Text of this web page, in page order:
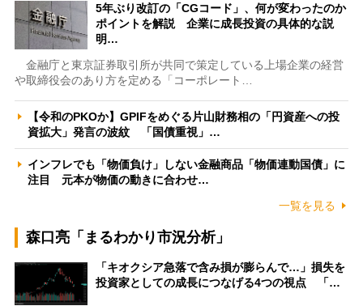
5年ぶり改訂の「CGコード」、何が変わったのか
ポイントを解説 企業に成長投資の具体的な説
明…
金融庁と東京証券取引所が共同で策定している上場企業の経営
や取締役会のあり方を定める「コーポレート…
【令和のPKOか】GPIFをめぐる片山財務相の「円資産への投
資拡大」発言の波紋 「国債重視」…
インフレでも「物価負け」しない金融商品「物価連動国債」に
注目 元本が物価の動きに合わせ…
一覧を見る
森口亮「まるわかり市況分析」
「キオクシア急落で含み損が膨らんで…」損失を
投資家としての成長につなげる4つの視点 「…